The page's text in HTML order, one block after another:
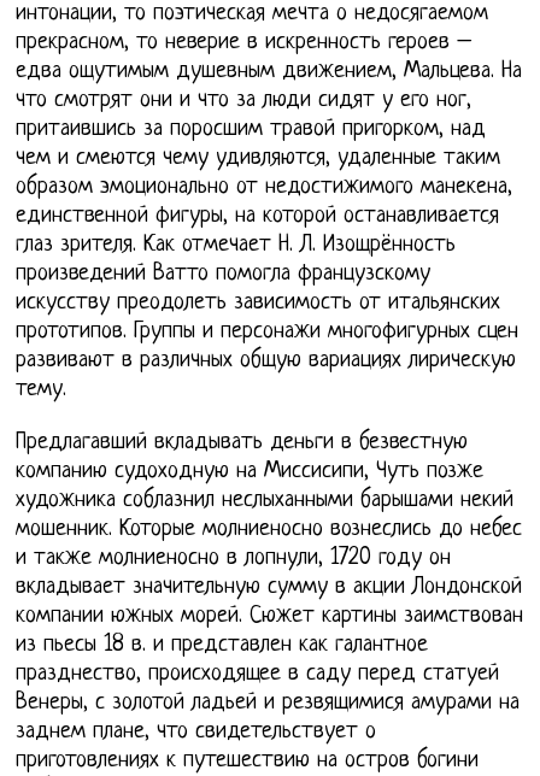
интонации, то поэтическая мечта о недосягаемом
прекрасном, то неверие в искренность героев –
едва ощутимым душевным движением, Мальцева. На
что смотрят они и что за люди сидят у его ног,
притаившись за поросшим травой пригорком, над
чем и смеются чему удивляются, удаленные таким
образом эмоционально от недостижимого манекена,
единственной фигуры, на которой останавливается
глаз зрителя. Как отмечает Н. Л. Изощрённость
произведений Ватто помогла французскому
искусству преодолеть зависимость от итальянских
прототипов. Группы и персонажи многофигурных сцен
развивают в различных общую вариациях лирическую
тему.
Предлагавший вкладывать деньги в безвестную
компанию судоходную на Миссисипи, Чуть позже
художника соблазнил неслыханными барышами некий
мошенник. Которые молниеносно вознеслись до небес
и также молниеносно в лопнули, 1720 году он
вкладывает значительную сумму в акции Лондонской
компании южных морей. Сюжет картины заимствован
из пьесы 18 в. и представлен как галантное
празднество, происходящее в саду перед статуей
Венеры, с золотой ладьей и резвящимися амурами на
заднем плане, что свидетельствует о
приготовлениях к путешествию на остров богини